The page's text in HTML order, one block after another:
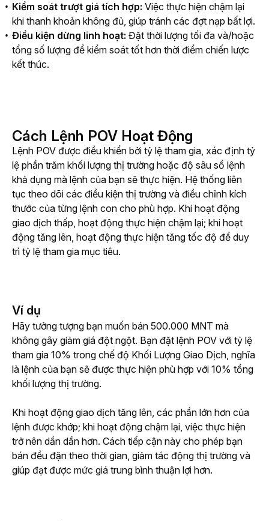
Kiểm soát trượt giá tích hợp: Việc thực hiện chậm lại
khi thanh khoản không đủ, giúp tránh các đợt nạp bất lợi.
Điều kiện dừng linh hoạt: Đặt thời lượng tối đa và/hoặc
tổng số lượng để kiểm soát tốt hơn thời điểm chiến lược
kết thúc.
Cách Lệnh POV Hoạt Động
Lệnh POV được điều khiển bởi tỷ lệ tham gia, xác định tỷ
lệ phần trăm khối lượng thị trường hoặc độ sâu sổ lệnh
khả dụng mà lệnh của bạn sẽ thực hiện. Hệ thống liên
tục theo dõi các điều kiện thị trường và điều chỉnh kích
thước của từng lệnh con cho phù hợp. Khi hoạt động
giao dịch thấp, hoạt động thực hiện chậm lại; khi hoạt
động tăng lên, hoạt động thực hiện tăng tốc độ để duy
trì tỷ lệ tham gia mục tiêu.
Ví dụ
Hãy tưởng tượng bạn muốn bán 500.000 MNT mà
không gây giảm giá đột ngột. Bạn đặt lệnh POV với tỷ lệ
tham gia 10% trong chế độ Khối Lượng Giao Dịch, nghĩa
là lệnh của bạn sẽ được thực hiện phù hợp với 10% tổng
khối lượng thị trường.
Khi hoạt động giao dịch tăng lên, các phần lớn hơn của
lệnh được khớp; khi hoạt động chậm lại, việc thực hiện
trở nên dần dần hơn. Cách tiếp cận này cho phép bạn
bán đều đặn theo thời gian, giảm tác động thị trường và
giúp đạt được mức giá trung bình thuận lợi hơn.